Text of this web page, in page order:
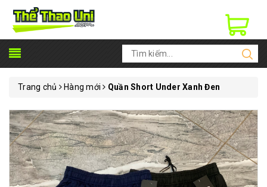
Trang chủ Hàng mới Quần Short Under Xanh Đen ​